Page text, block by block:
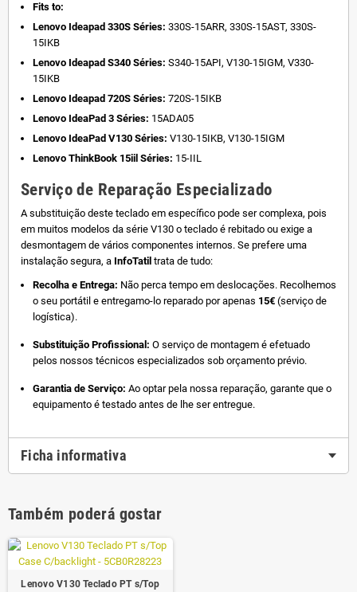
Fits to:
Lenovo Ideapad 330S Séries: 330S-15ARR, 330S-15AST, 330S-
15IKB
Lenovo Ideapad S340 Séries: S340-15API, V130-15IGM, V330-
15IKB
Lenovo Ideapad 720S Séries: 720S-15IKB
Lenovo IdeaPad 3 Séries: 15ADA05
Lenovo IdeaPad V130 Séries: V130-15IKB, V130-15IGM
Lenovo ThinkBook 15iil Séries: 15-IIL
Serviço de Reparação Especializado
A substituição deste teclado em específico pode ser complexa, pois
em muitos modelos da série V130 o teclado é rebitado ou exige a
desmontagem de vários componentes internos. Se prefere uma
instalação segura, a InfoTatil trata de tudo:
Recolha e Entrega: Não perca tempo em deslocações. Recolhemos
o seu portátil e entregamo-lo reparado por apenas 15€ (serviço de
logística).
Substituição Profissional: O serviço de montagem é efetuado
pelos nossos técnicos especializados sob orçamento prévio.
Garantia de Serviço: Ao optar pela nossa reparação, garante que o
equipamento é testado antes de lhe ser entregue.
Ficha informativa
Também poderá gostar
Lenovo V130 Teclado PT s/Top